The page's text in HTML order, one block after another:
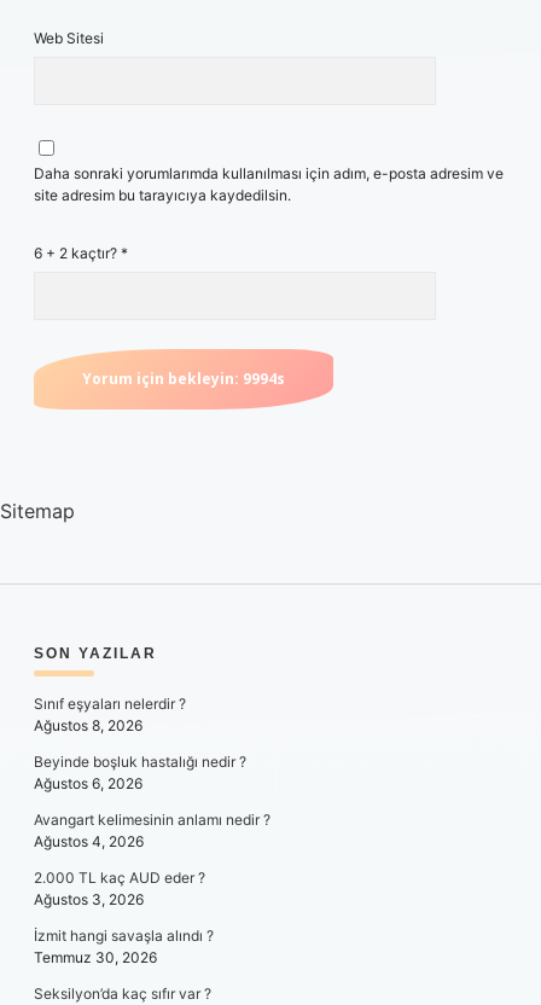
Web Sitesi
Daha sonraki yorumlarımda kullanılması için adım, e-posta adresim ve
site adresim bu tarayıcıya kaydedilsin.
6 + 2 kaçtır? *
Sitemap
SIDEBAR
SON YAZILAR
Sınıf eşyaları nelerdir ?
Ağustos 8, 2026
Beyinde boşluk hastalığı nedir ?
Ağustos 6, 2026
Avangart kelimesinin anlamı nedir ?
Ağustos 4, 2026
2.000 TL kaç AUD eder ?
Ağustos 3, 2026
İzmit hangi savaşla alındı ?
Temmuz 30, 2026
Seksilyon’da kaç sıfır var ?